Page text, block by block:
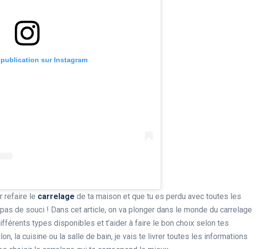
sur Instagram
refaire le carrelage de ta maison et que tu es perdu avec toutes les
de souci ! Dans cet article, on va plonger dans le monde du carrelage
types disponibles et t’aider à faire le bon choix selon tes
la cuisine ou la salle de bain, je vais te livrer toutes les informations